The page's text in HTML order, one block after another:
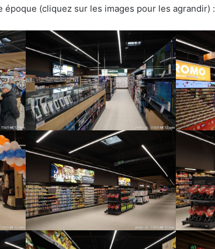
époque (cliquez sur les images pour les agrandir) :